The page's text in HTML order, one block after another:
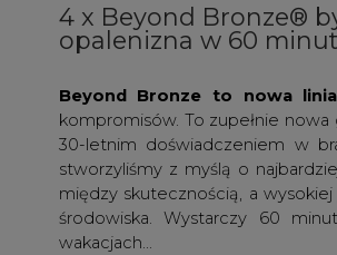
4 x Beyond Bronze®
opalenizna w 60
Beyond Bronze to nowa linia
kompromisów. To zupełnie
30-letnim doświadczeniem w
stworzyliśmy z myślą o
między skutecznością, a
środowiska. Wystarczy 60
wakacjach...